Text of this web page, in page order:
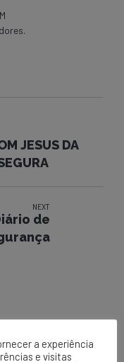
JESUS DA
NEXT
de
a experiência
e visitas